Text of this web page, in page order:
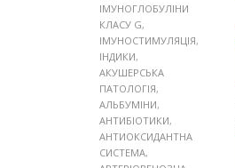
ІМУНОГЛОБУЛІНИ
КЛАСУ G,
ІМУНОСТИМУЛЯЦІЯ,
ІНДИКИ,
АКУШЕРСЬКА
ПАТОЛОГІЯ,
АЛЬБУМІНИ,
АНТИБІОТИКИ,
АНТИОКСИДАНТНА
СИСТЕМА,